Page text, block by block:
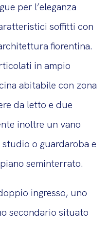
per l’eleganza
soffitti con
fiorentina.
in ampio
abitabile con zona
da letto e due
inoltre un vano
o guardaroba e
seminterrato.
ingresso, uno
secondario situato